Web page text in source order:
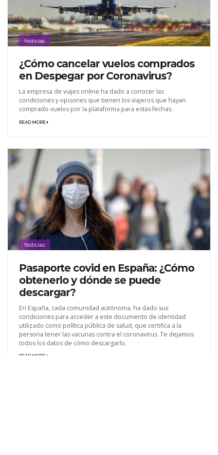
Noticias
¿Cómo cancelar vuelos comprados
en Despegar por Coronavirus?
La empresa de viajes online ha dado a conocer las
condiciones y opciones que tienen los viajeros que hayan
comprado vuelos por la plataforma para estas fechas.
READ MORE
Noticias
Pasaporte covid en España: ¿Cómo
obtenerlo y dónde se puede
descargar?
En España, cada comunidad autónoma, ha dado sus
condiciones para acceder a este documento de identidad
utilizado como política pública de salud, que certifica a la
persona tener las vacunas contra el coronavirus. Te dejamos
todos los datos de cómo descargarlo.
READ MORE